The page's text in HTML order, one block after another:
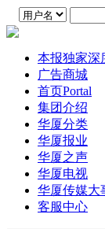
本报独家深
广告商城
首页Portal
集团介绍
华厦分类
华厦报业
华厦之声
华厦电视
华厦传媒大
客服中心